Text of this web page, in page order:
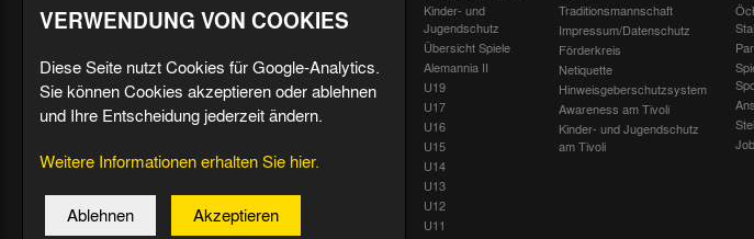
Dauerkarten-
Deal
Trainingsplan
Kinder- und
Jugendschutz
Übersicht Spiele
Alemannia II
U19
U17
U16
U15
U14
U13
U12
U11
Traditionsmannschaft
Impressum/Datenschutz
Förderkreis
Netiquette
Hinweisgeberschutzsystem
Awareness am Tivoli
Kinder- und Jugendschutz
am Tivoli
VERWENDUNG VON COOKIES
Diese Seite nutzt Cookies für Google-Analytics.
Sie können Cookies akzeptieren oder ablehnen
und Ihre Entscheidung jederzeit ändern.
Weitere Informationen erhalten Sie hier.
Ablehnen Akzeptieren